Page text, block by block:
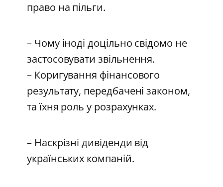
право на пільги.
– Чому іноді доцільно свідомо не
застосовувати звільнення.
– Коригування фінансового
результату, передбачені законом,
та їхня роль у розрахунках.
– Наскрізні дивіденди від
українських компаній.